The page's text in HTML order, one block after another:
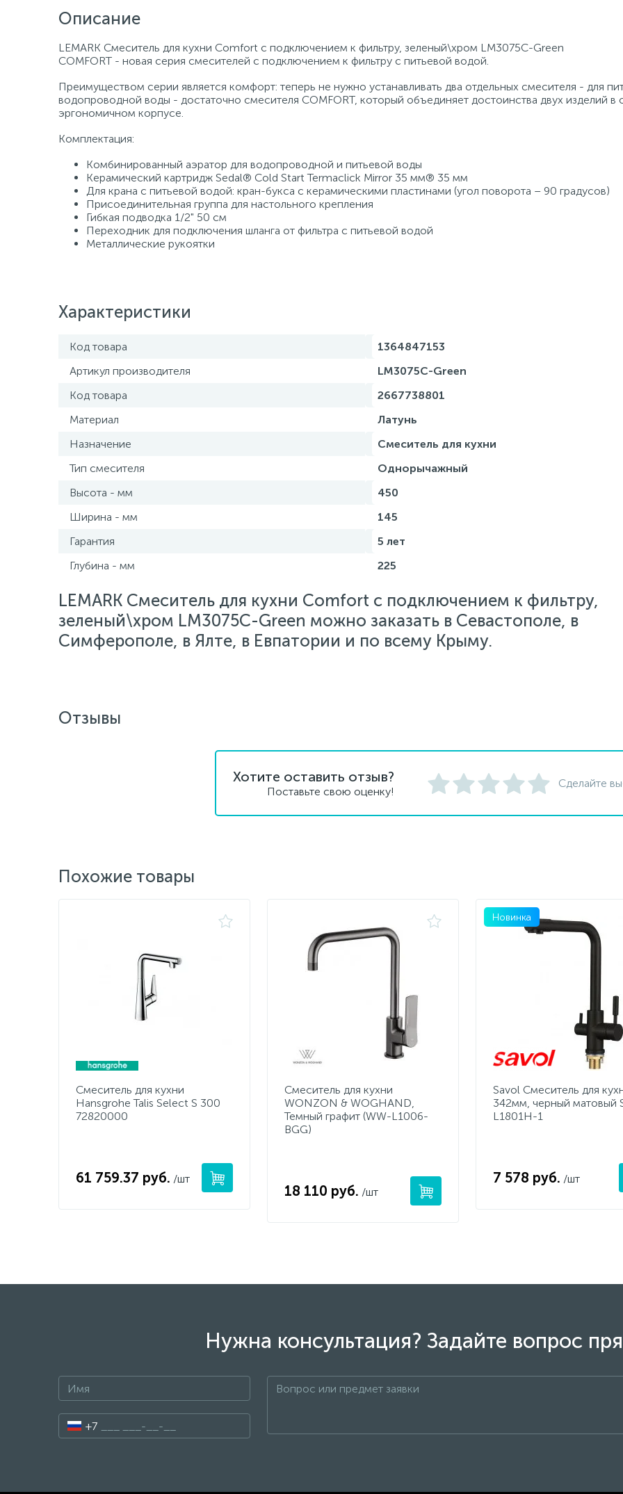
Описание
LEMARK Смеситель для кухни Comfort с подключением к фильтру, зеленый\хром LM3075C-Green
COMFORT - новая серия смесителей с подключением к фильтру с питьевой водой.
Преимуществом серии является комфорт: теперь не нужно устанавливать два отдельных смесителя - для
водопроводной воды - достаточно смесителя COMFORT, который объединяет достоинства двух изделий в
эргономичном корпусе.
Комплектация:
Комбинированный аэратор для водопроводной и питьевой воды
Керамический картридж Sedal® Cold Start Termaclick Mirror 35 мм® 35 мм
Для крана с питьевой водой: кран-букса с керамическими пластинами (угол поворота – 90 градусов)
Присоединительная группа для настольного крепления
Гибкая подводка 1/2" 50 см
Переходник для подключения шланга от фильтра с питьевой водой
Металлические рукоятки
Характеристики
Код товара
1364847153
Артикул производителя
LM3075C-Green
Код товара
2667738801
Материал
Латунь
Назначение
Смеситель для кухни
Тип смесителя
Однорычажный
Высота - мм
450
Ширина - мм
145
Гарантия
5 лет
Глубина - мм
225
LEMARK Смеситель для кухни Comfort с подключением к фильтру,
зеленый\хром LM3075C-Green можно заказать в Севастополе, в
Симферополе, в Ялте, в Евпатории и по всему Крыму.
Отзывы
Хотите оставить отзыв?
Поставьте свою оценку!
Сделайте
Похожие товары
Смеситель для кухни
Hansgrohe Talis Select S 300
72820000
61 759.37 руб. /шт
Смеситель для кухни
WONZON & WOGHAND,
Темный графит (WW-L1006-
BGG)
18 110 руб. /шт
Новинка
Savol Смеситель для
342мм, черный матовый
L1801H-1
7 578 руб. /шт
Нужна консультация? Задайте вопрос
+7